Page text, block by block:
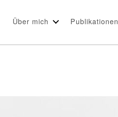
Über mich Publikationen